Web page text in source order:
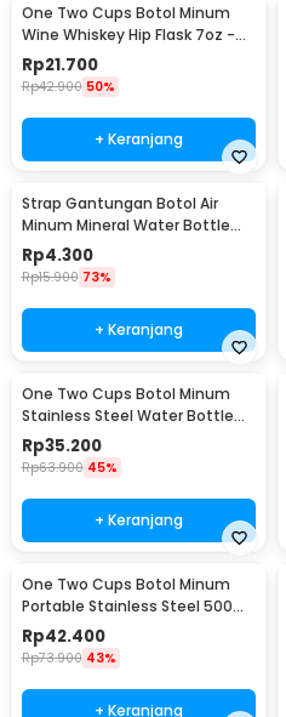
One Two Cups Botol Minum
Wine Whiskey Hip Flask 7oz -
F0212
Rp21.700
Rp42.900 50%
+ Keranjang
Strap Gantungan Botol Air
Minum Mineral Water Bottle
Belt Hanger - 3330
Rp4.300
Rp15.900 73%
+ Keranjang
One Two Cups Botol Minum
Stainless Steel Water Bottle
300ml - YM006
Rp35.200
Rp63.900 45%
+ Keranjang
One Two Cups Botol Minum
Portable Stainless Steel 500ml
- YM006
Rp42.400
Rp73.900 43%
+ Keranjang